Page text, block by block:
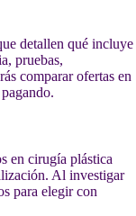
detallen qué incluye
pruebas,
comparar ofertas en
en cirugía plástica
Al investigar
para elegir con